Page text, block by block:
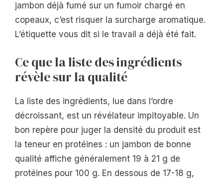
jambon déjà fumé sur un fumoir chargé en
copeaux, c’est risquer la surcharge aromatique.
L’étiquette vous dit si le travail a déjà été fait.
Ce que la liste des ingrédients
révèle sur la qualité
La liste des ingrédients, lue dans l’ordre
décroissant, est un révélateur impitoyable. Un
bon repère pour juger la densité du produit est
la teneur en protéines : un jambon de bonne
qualité affiche généralement 19 à 21 g de
protéines pour 100 g. En dessous de 17-18 g,